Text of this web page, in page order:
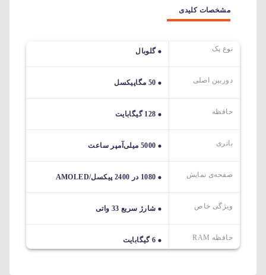
مشخصات کلیدی
نوع پک گلوبال
دوربین اصلی 50 مگاپیکسل
حافظه 128 گیگابایت
باتری 5000 میلی‌آمپر ساعت
صفحه‌ی نمایش 1080 در 2400 پیکسل/AMOLED
ویژگی خاص شارژ سریع 33 واتی
حافظه RAM 6 گیگابایت